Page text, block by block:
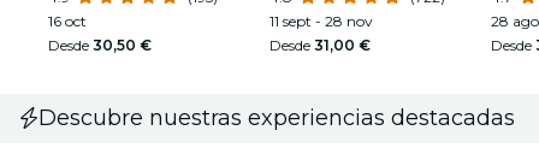
16 oct
Desde 30,50 €
11 sept - 28 nov
Desde 31,00 €
28 ago
Desde
Descubre nuestras experiencias destacadas